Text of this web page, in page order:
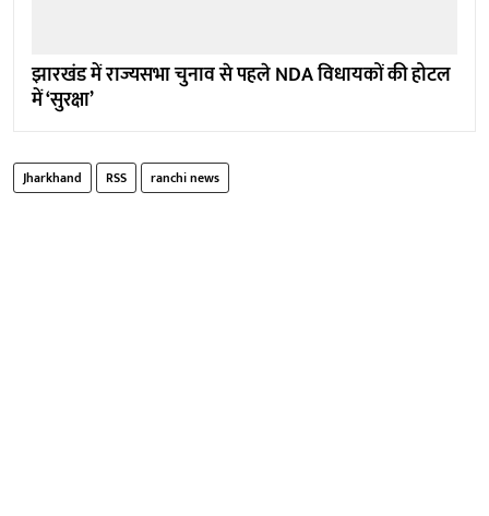
झारखंड में राज्यसभा चुनाव से पहले NDA विधायकों की होटल
में ‘सुरक्षा’
Jharkhand RSS ranchi news